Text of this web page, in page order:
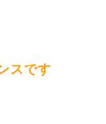
スです